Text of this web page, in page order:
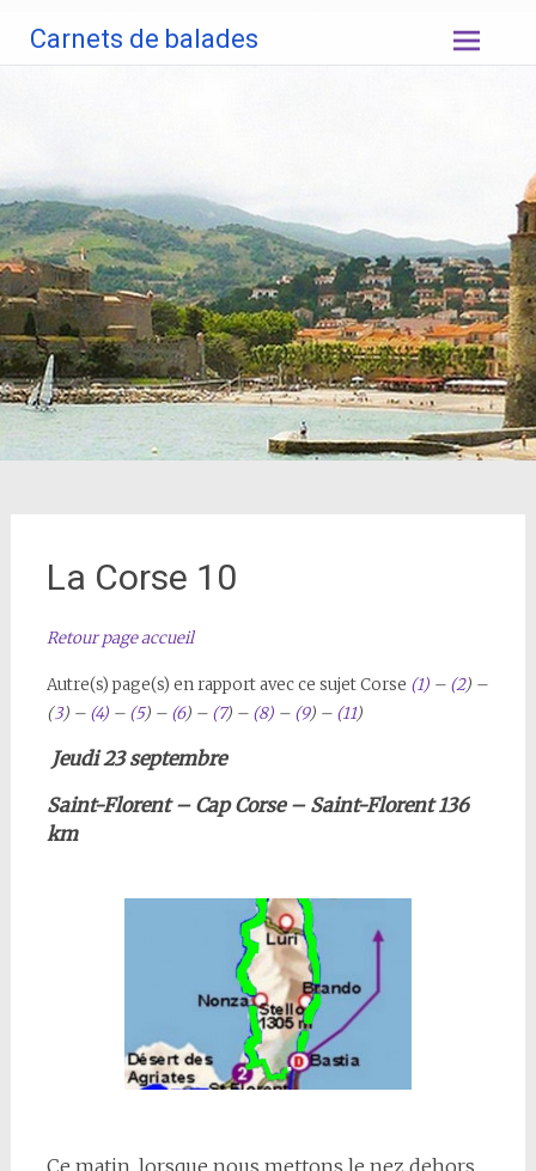
contenu
Carnets de balades
La Corse 10
Retour page accueil
Autre(s) page(s) en rapport avec ce sujetCorse (1)– (2) –
(3) – (4)– (5) – (6) – (7) – (8)– (9) – (11)
Jeudi 23 septembre
Saint-Florent – Cap Corse – Saint-Florent 136
km
Ce matin, lorsque nous mettons le nez dehors,